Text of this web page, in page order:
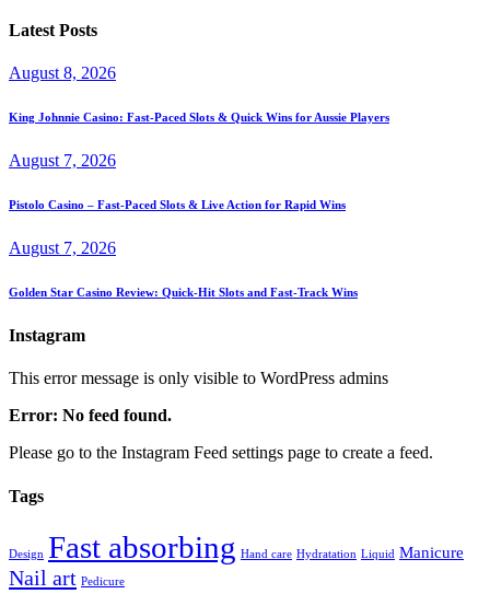
Latest Posts
August 8, 2026
King Johnnie Casino: Fast‑Paced Slots & Quick Wins for Aussie Players
August 7, 2026
Pistolo Casino – Fast‑Paced Slots & Live Action for Rapid Wins
August 7, 2026
Golden Star Casino Review: Quick‑Hit Slots and Fast‑Track Wins
Instagram
This error message is only visible to WordPress admins
Error: No feed found.
Please go to the Instagram Feed settings page to create a feed.
Tags
Design Fast absorbing Hand care Hydratation Liquid Manicure
Nail art Pedicure